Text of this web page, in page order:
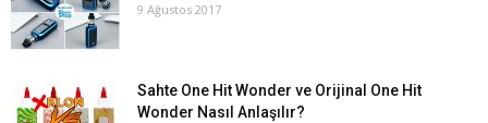
9 Ağustos 2017
Sahte One Hit Wonder ve Orijinal One Hit
Wonder Nasıl Anlaşılır?